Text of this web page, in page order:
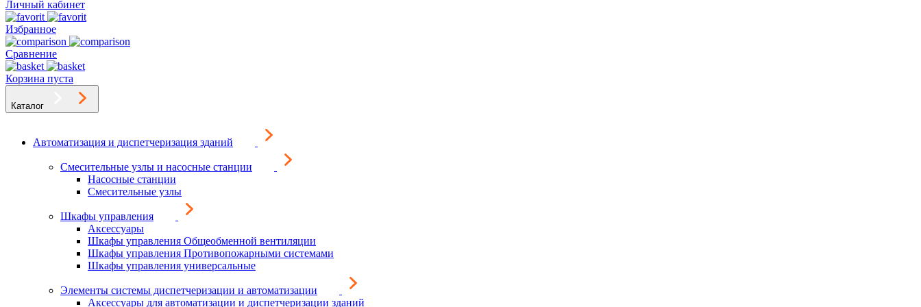
Личный кабинет
Избранное
Сравнение
Корзина пуста
Каталог
Автоматизация и диспетчеризация зданий
Смесительные узлы и насосные станции
Насосные станции
Смесительные узлы
Шкафы управления
Аксессуары
Шкафы управления Общеобменной вентиляции
Шкафы управления Противопожарными системами
Шкафы управления универсальные
Элементы системы диспетчеризации и автоматизации
Аксессуары для автоматизации и диспетчеризации зданий